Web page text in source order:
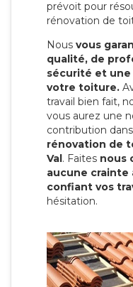
prévoit pour
rénovation de
Nous vous
qualité, de
sécurité et une
votre toiture.
travail bien fait,
vous aurez une
contribution
rénovation de
Val. Faites nous
aucune crainte
confiant vos
hésitation.